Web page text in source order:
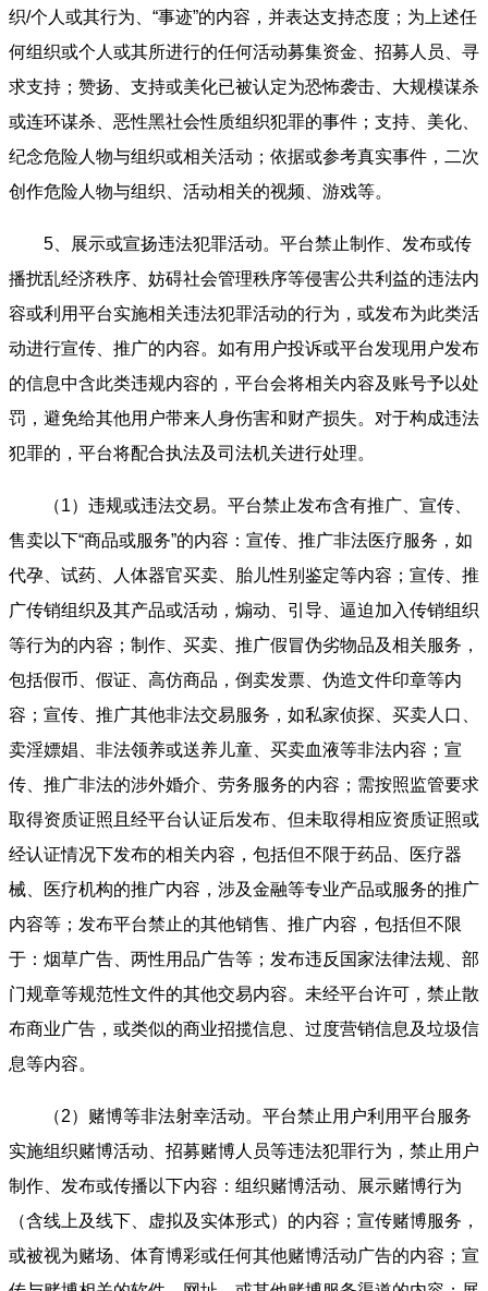
织/个人或其行为、“事迹”的内容，并表达支持态度；为上述任
何组织或个人或其所进行的任何活动募集资金、招募人员、寻
求支持；赞扬、支持或美化已被认定为恐怖袭击、大规模谋杀
或连环谋杀、恶性黑社会性质组织犯罪的事件；支持、美化、
纪念危险人物与组织或相关活动；依据或参考真实事件，二次
创作危险人物与组织、活动相关的视频、游戏等。
5、展示或宣扬违法犯罪活动。平台禁止制作、发布或传
播扰乱经济秩序、妨碍社会管理秩序等侵害公共利益的违法内
容或利用平台实施相关违法犯罪活动的行为，或发布为此类活
动进行宣传、推广的内容。如有用户投诉或平台发现用户发布
的信息中含此类违规内容的，平台会将相关内容及账号予以处
罚，避免给其他用户带来人身伤害和财产损失。对于构成违法
犯罪的，平台将配合执法及司法机关进行处理。
（1）违规或违法交易。平台禁止发布含有推广、宣传、
售卖以下“商品或服务”的内容：宣传、推广非法医疗服务，如
代孕、试药、人体器官买卖、胎儿性别鉴定等内容；宣传、推
广传销组织及其产品或活动，煽动、引导、逼迫加入传销组织
等行为的内容；制作、买卖、推广假冒伪劣物品及相关服务，
包括假币、假证、高仿商品，倒卖发票、伪造文件印章等内
容；宣传、推广其他非法交易服务，如私家侦探、买卖人口、
卖淫嫖娼、非法领养或送养儿童、买卖血液等非法内容；宣
传、推广非法的涉外婚介、劳务服务的内容；需按照监管要求
取得资质证照且经平台认证后发布、但未取得相应资质证照或
经认证情况下发布的相关内容，包括但不限于药品、医疗器
械、医疗机构的推广内容，涉及金融等专业产品或服务的推广
内容等；发布平台禁止的其他销售、推广内容，包括但不限
于：烟草广告、两性用品广告等；发布违反国家法律法规、部
门规章等规范性文件的其他交易内容。未经平台许可，禁止散
布商业广告，或类似的商业招揽信息、过度营销信息及垃圾信
息等内容。
（2）赌博等非法射幸活动。平台禁止用户利用平台服务
实施组织赌博活动、招募赌博人员等违法犯罪行为，禁止用户
制作、发布或传播以下内容：组织赌博活动、展示赌博行为
（含线上及线下、虚拟及实体形式）的内容；宣传赌博服务，
或被视为赌场、体育博彩或任何其他赌博活动广告的内容；宣